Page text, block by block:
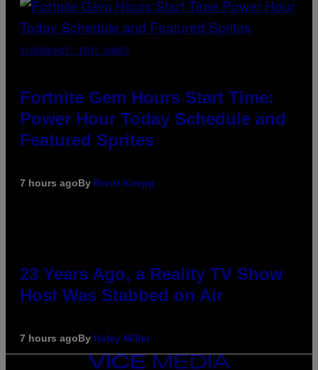
SCREENSHOT: EPIC GAMES
Fortnite Gem Hours Start Time:
Power Hour Today Schedule and
Featured Sprites
7 hours agoBy Brent Koepp
23 Years Ago, a Reality TV Show
Host Was Stabbed on Air
7 hours agoBy Haley Miller
VICE